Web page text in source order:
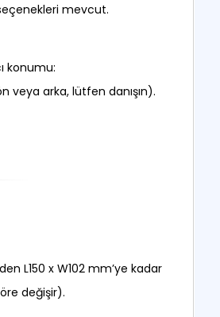
mevcut.
konumu:
veya arka, lütfen danışın).
L150 x W102 mm’ye kadar
değişir).